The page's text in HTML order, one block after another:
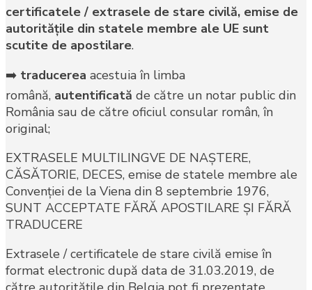
certificatele / extrasele de stare civilă, emise de
autorităţile din statele membre ale UE sunt
scutite de apostilare.
➡️ traducerea acestuia în limba
română, autentificată de către un notar public din
România sau de către oficiul consular român, în
original;
EXTRASELE MULTILINGVE DE NAŞTERE,
CĂSĂTORIE, DECES, emise de statele membre ale
Convenţiei de la Viena din 8 septembrie 1976,
SUNT ACCEPTATE FĂRĂ APOSTILARE ŞI FĂRĂ
TRADUCERE
Extrasele / certificatele de stare civilă emise în
format electronic după data de 31.03.2019, de